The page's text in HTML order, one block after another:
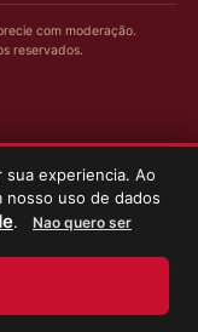
sua experiencia. Ao
nosso uso de dados
.
Nao quero ser
com moderação.
reservados.